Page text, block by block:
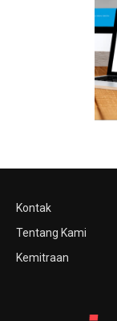
Kontak
Tentang Kami
Kemitraan